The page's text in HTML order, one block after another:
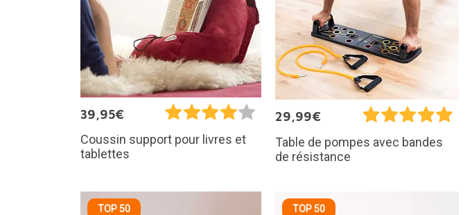
39,95€
Coussin support pour livres et
tablettes
29,99€
Table de pompes avec bandes
de résistance
TOP 50 TOP 50